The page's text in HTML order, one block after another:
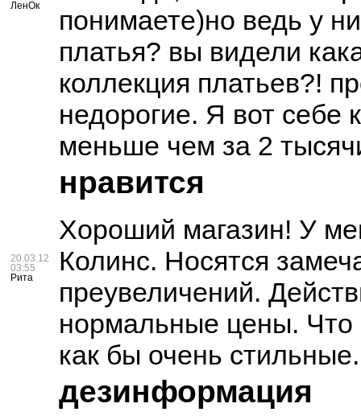
ЛенОк
понимаете)но ведь у
платья? вы видели
коллекция платьев?!
недорогие. Я вот себе
меньше чем за 2
20.03.12
03:55
Рита
нравится
Хороший магазин! У
Колинс. Носятся
преувеличений.
нормальные цены. Что
как бы очень
дезинформация